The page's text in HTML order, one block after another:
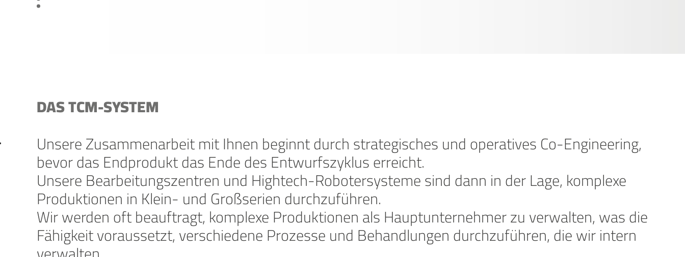
DAS TCM-SYSTEM
Unsere Zusammenarbeit mit Ihnen beginnt durch strategisches und operatives Co-Engineering,
bevor das Endprodukt das Ende des Entwurfszyklus erreicht.
Unsere Bearbeitungszentren und Hightech-Robotersysteme sind dann in der Lage, komplexe
Produktionen in Klein- und Großserien durchzuführen.
Wir werden oft beauftragt, komplexe Produktionen als Hauptunternehmer zu verwalten, was die
Fähigkeit voraussetzt, verschiedene Prozesse und Behandlungen durchzuführen, die wir intern